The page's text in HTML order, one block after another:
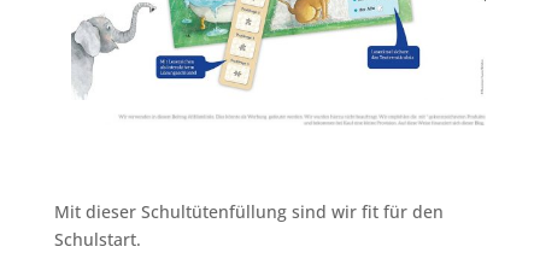
Mit dieser Schultütenfüllung sind wir fit für den
Schulstart.